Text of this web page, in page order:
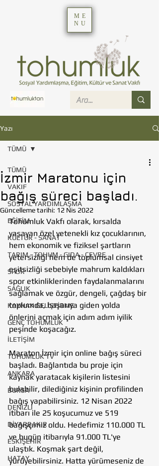
ME
NU
Yazı
TÜMÜ
VAKIF
SOSYAL YARDIMLAŞMA
EĞİTİM
KÜLTÜR - SANAT
TARIM - TOHUM - GIDA - ÇEVRE
SPOR
SAĞLIK
KAYNAK GELİŞTİRME
GENÇ TOHUMLUK
İLETİŞİM
TOHUMLUK TV
ANKARA
BURSA
DENİZLİ
DİYARBAKIR
ESKİŞEHİR
HATAY
TÜMÜ
İzmir Maratonu için
bağış süreci başladı.
Güncelleme tarihi: 12 Nis 2022
Tohumluk Vakfı olarak, kırsalda
yaşayan özel yetenekli kız çocuklarının,
hem ekonomik ve fiziksel şartların
yetersizliği hem de toplumsal cinsiyet
eşitsizliği sebebiyle mahrum kaldıkları
spor etkinliklerinden faydalanmalarını
sağlamak ve özgür, dengeli, çağdaş bir
toplumda, başarıya giden yolda
önlerini açmak için adım adım iyilik
peşinde koşacağız.
Maraton İzmir için online bağış süreci
başladı. Bağlantıda bu proje için
kaynak yaratacak kişilerin listesini
bulabilir, dilediğiniz kişinin profilinden
bağış yapabilirsiniz. 12 Nisan 2022
itibarı ile 25 koşucumuz ve 519
bağışçımız oldu. Hedefimiz 110.000 TL
ve bugün itibarıyla 91.000 TL'ye
ulaştık. Koşmak şart değil,
yürüyebilirsiniz. Hatta yürümeseniz de